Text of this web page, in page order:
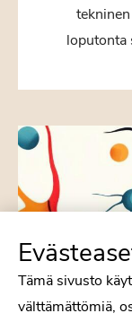
loputonta
Tämä sivusto
välttämättömiä,